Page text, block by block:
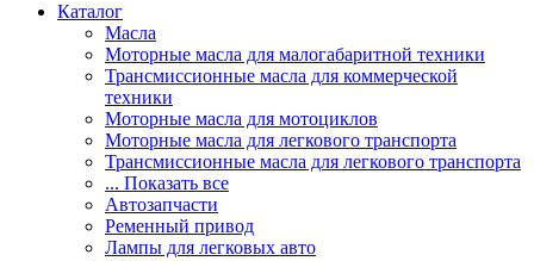
Каталог
Масла
Моторные масла для малогабаритной техники
Трансмиссионные масла для коммерческой
техники
Моторные масла для мотоциклов
Моторные масла для легкового транспорта
Трансмиссионные масла для легкового транспорта
... Показать все
Автозапчасти
Ременный привод
Лампы для легковых авто